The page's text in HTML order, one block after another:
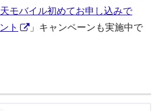
モバイル初めてお申し込みで
ト
」キャンペーンも実施中で